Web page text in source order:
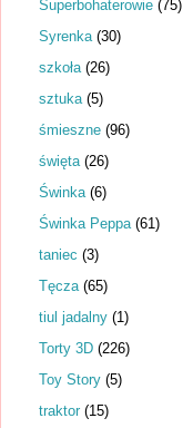
Superbohaterowie (75)
Syrenka (30)
szkoła (26)
sztuka (5)
śmieszne (96)
święta (26)
Świnka (6)
Świnka Peppa (61)
taniec (3)
Tęcza (65)
tiul jadalny (1)
Torty 3D (226)
Toy Story (5)
traktor (15)